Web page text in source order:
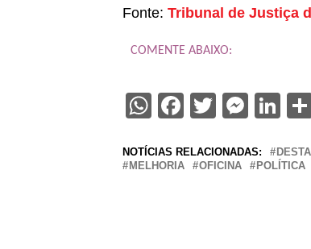
Fonte: Tribunal de Justiça
COMENTE ABAIXO:
WhatsApp
Facebook
Twitter
NOTÍCIAS RELACIONADAS:
MELHORIA
OFICINA POLÍTICA